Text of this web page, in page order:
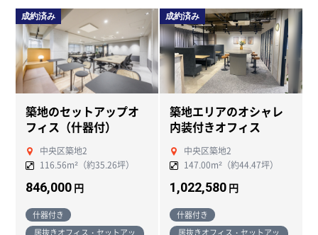
成約済み
築地のセットアップオ
フィス（什器付）
中央区築地2
116.56m²（約35.26坪）
846,000 円
什器付き
成約済み
築地エリアのオシャレ
内装付きオフィス
中央区築地2
147.00m²（約44.47坪）
1,022,580 円
什器付き